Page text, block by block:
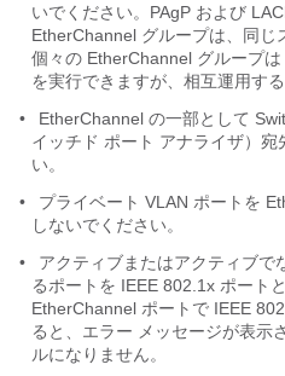
いでください。PAgP および
EtherChannel グループは、同じ
個々の EtherChannel グループ
を実行できますが、相互運用す
•
EtherChannel の一部として
イッチド ポート アナライザ）宛
い。
•
プライベート VLAN ポートを
しないでください。
•
アクティブまたはアクティブで
るポートを IEEE 802.1x ポート
EtherChannel ポートで IEEE
ると、エラー メッセージが表示
ルになりません。